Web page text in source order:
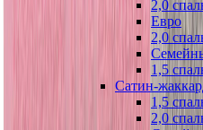
2,0
Евро
2,0
1,5
Сатин-
1,5
2,0